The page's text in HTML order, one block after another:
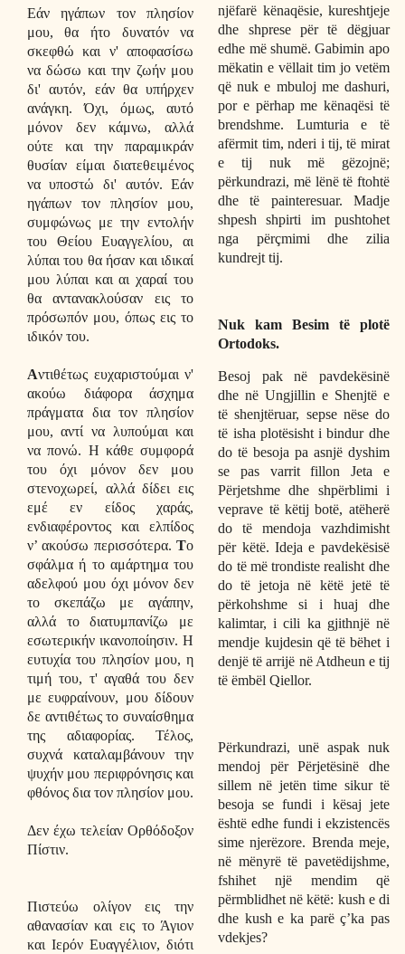
Εάν ηγάπων τον πλησίον
μου, θα ήτο δυνατόν να
σκεφθώ και ν' αποφασίσω
να δώσω και την ζωήν μου
δι' αυτόν, εάν θα υπήρχεν
ανάγκη. Όχι, όμως, αυτό
μόνον δεν κάμνω, αλλά
ούτε και την παραμικράν
θυσίαν είμαι διατεθειμένος
να υποστώ δι' αυτόν. Εάν
ηγάπων τον πλησίον μου,
συμφώνως με την εντολήν
του Θείου Ευαγγελίου, αι
λύπαι του θα ήσαν και ιδικαί
μου λύπαι και αι χαραί του
θα αντανακλούσαν εις το
πρόσωπόν μου, όπως εις το
ιδικόν του.
Αντιθέτως ευχαριστούμαι ν'
ακούω διάφορα άσχημα
πράγματα δια τον πλησίον
μου, αντί να λυπούμαι και
να πονώ. Η κάθε συμφορά
του όχι μόνον δεν μου
στενοχωρεί, αλλά δίδει εις
εμέ εν είδος χαράς,
ενδιαφέροντος και ελπίδος
ν’ ακούσω περισσότερα.Το
σφάλμα ή το αμάρτημα του
αδελφού μου όχι μόνον δεν
το σκεπάζω με αγάπην,
αλλά το διατυμπανίζω με
εσωτερικήν ικανοποίησιν. Η
ευτυχία του πλησίον μου, η
τιμή του, τ' αγαθά του δεν
με ευφραίνουν, μου δίδουν
δε αντιθέτως το συναίσθημα
της αδιαφορίας. Τέλος,
συχνά καταλαμβάνουν την
ψυχήν μου περιφρόνησις και
φθόνος δια τον πλησίον μου.
Δεν έχω τελείαν Ορθόδοξον
Πίστιν.
Πιστεύω ολίγον εις την
αθανασίαν και εις το Άγιον
και Ιερόν Ευαγγέλιον, διότι
njëfarë kënaqësie, kureshtjeje
dhe shprese për të dëgjuar
edhe më shumë. Gabimin apo
mëkatin e vëllait tim jo vetëm
që nuk e mbuloj me dashuri,
por e përhap me kënaqësi të
brendshme. Lumturia e të
afërmit tim, nderi i tij, të mirat
e tij nuk më gëzojnë;
përkundrazi, më lënë të ftohtë
dhe të painteresuar. Madje
shpesh shpirti im pushtohet
nga përçmimi dhe zilia
kundrejt tij.
Nuk kam Besim të plotë
Ortodoks.
Besoj pak në pavdekësinë
dhe në Ungjillin e Shenjtë e
të shenjtëruar, sepse nëse do
të isha plotësisht i bindur dhe
do të besoja pa asnjë dyshim
se pas varrit fillon Jeta e
Përjetshme dhe shpërblimi i
veprave të këtij botë, atëherë
do të mendoja vazhdimisht
për këtë. Ideja e pavdekësisë
do të më trondiste realisht dhe
do të jetoja në këtë jetë të
përkohshme si i huaj dhe
kalimtar, i cili ka gjithnjë në
mendje kujdesin që të bëhet i
denjë të arrijë në Atdheun e tij
të ëmbël Qiellor.
Përkundrazi, unë aspak nuk
mendoj për Përjetësinë dhe
sillem në jetën time sikur të
besoja se fundi i kësaj jete
është edhe fundi i ekzistencës
sime njerëzore. Brenda meje,
në mënyrë të pavetëdijshme,
fshihet një mendim që
përmblidhet në këtë: kush e di
dhe kush e ka parë ç’ka pas
vdekjes?